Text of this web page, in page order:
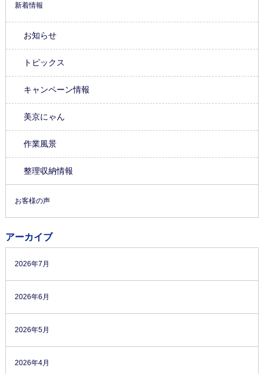
新着情報
お知らせ
トピックス
キャンペーン情報
美京にゃん
作業風景
整理収納情報
お客様の声
アーカイブ
2026年7月
2026年6月
2026年5月
2026年4月